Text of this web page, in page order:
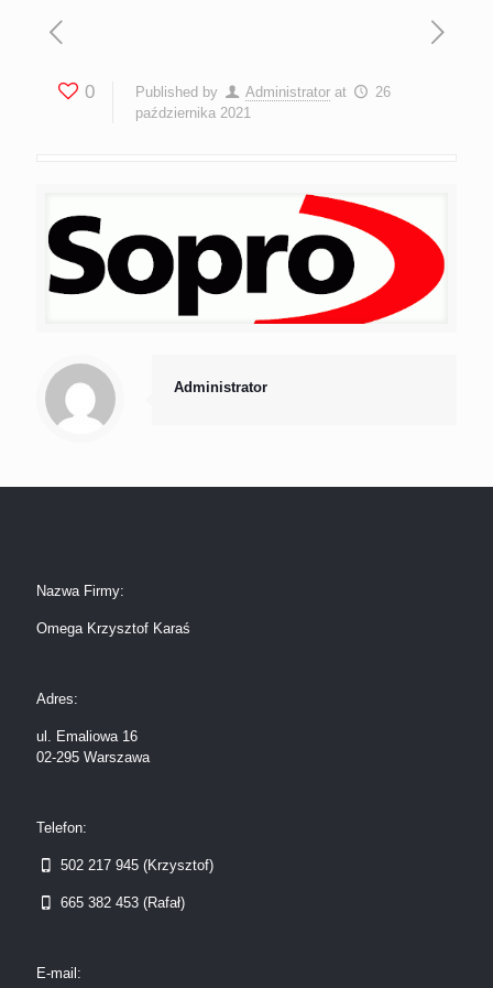
0 Published by Administrator at
26
października 2021
Administrator
Nazwa Firmy:
Omega Krzysztof Karaś
Adres:
ul. Emaliowa 16
02-295 Warszawa
Telefon:
502 217 945 (Krzysztof)
665 382 453 (Rafał)
E-mail: